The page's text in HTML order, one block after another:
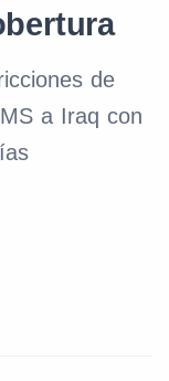
de
a Iraq con